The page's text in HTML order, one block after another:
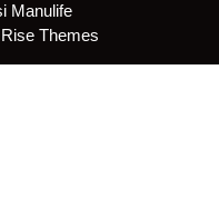
Manulife
Rise Themes